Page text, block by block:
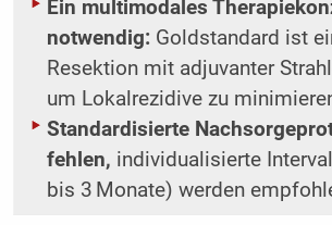
Ein multimodales
notwendig: Goldstandard ist
Resektion mit adjuvanter
um Lokalrezidive zu
Standardisierte
fehlen, individualisierte
bis 3 Monate) werden